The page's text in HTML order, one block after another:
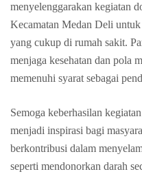
menyelenggarakan kegiatan
Kecamatan Medan Deli untuk
yang cukup di rumah sakit.
menjaga kesehatan dan pola
memenuhi syarat sebagai
Semoga keberhasilan
menjadi inspirasi bagi
berkontribusi dalam
seperti mendonorkan darah